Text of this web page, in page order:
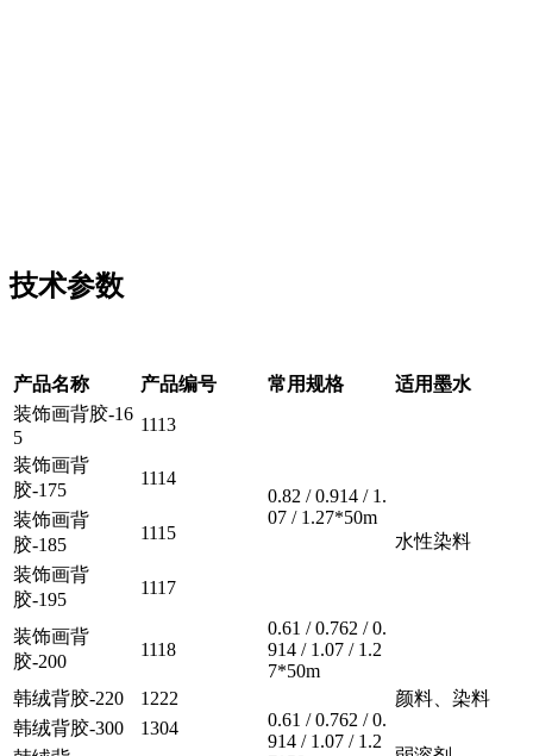
技术参数
产品名称 产品编号 常用规格
适用墨水
装饰画背胶-16
5
1113
0.82 / 0.914 / 1.
07 / 1.27*50m
水性染料
装饰画背
胶-175
1114
装饰画背
胶-185
1115
装饰画背
胶-195
1117
装饰画背
胶-200
1118
0.61 / 0.762 / 0.
914 / 1.07 / 1.2
7*50m
韩绒背胶-220
1222
0.61 / 0.762 / 0.
914 / 1.07 / 1.2
颜料、染料
韩绒背胶-300
1304